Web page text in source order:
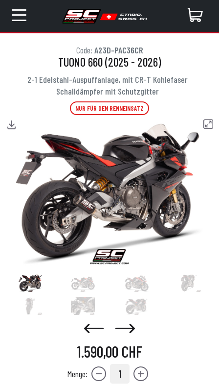
Code: A23D-PAC36CR
TUONO 660 (2025 - 2026)
2-1 Edelstahl-Auspuffanlage, mit CR-T Kohlefaser
Schalldämpfer mit Schutzgitter
NUR FÜR DEN RENNEINSATZ
1.590,00 CHF
Menge: 1